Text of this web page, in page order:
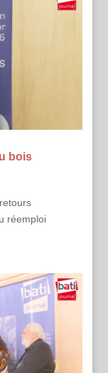
bois
réemploi